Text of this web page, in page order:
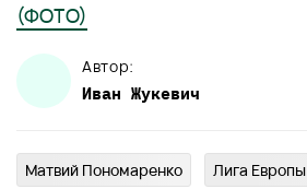
(ФОТО)
Автор:
Иван Жукевич
Матвий Пономаренко Лига